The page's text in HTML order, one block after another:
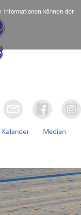
Informationen können der
Kalender Medien